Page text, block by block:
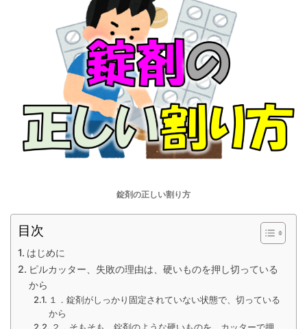
錠剤の正しい割り方
目次
はじめに
ピルカッター、失敗の理由は、硬いものを押し切っている
から
１．錠剤がしっかり固定されていない状態で、切っている
から